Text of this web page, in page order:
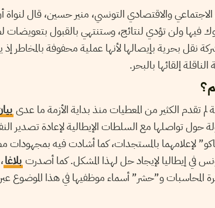
الاجتماعي والاقتصادي التونسي، منير حسين، قال
فيها ولن تؤدي لنتائج، وستنتهي بالقبول بتعويضات
نقل بحرية بإيصالها لأنها عملية محفوفة بالمخاطر
إلقائها بالبحر.
لم تقدم الكثير من المعطيات منذ بداية الأزمة ما عدى
حول تواصلها مع السلطات الإيطالية لإعادة تصدير
لإعلامهما بالمستجدات، كما أشادت فيه بمجهودات
في إيطاليا لإيجاد حل لهذا المشكل. كما أصدرت بلاغا
المحاسبات و”حشر” أسماء موظفيها في هذا الموضوع